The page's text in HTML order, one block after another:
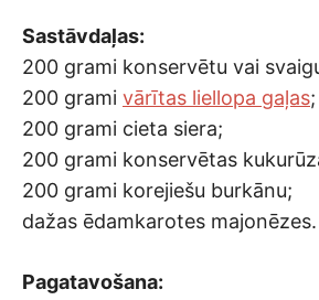
Sastāvdaļas:
200 grami konservētu vai
200 grami vārītas liellopa gaļas;
200 grami cieta siera;
200 grami konservētas
200 grami korejiešu burkānu;
dažas ēdamkarotes majonēzes.
Pagatavošana: